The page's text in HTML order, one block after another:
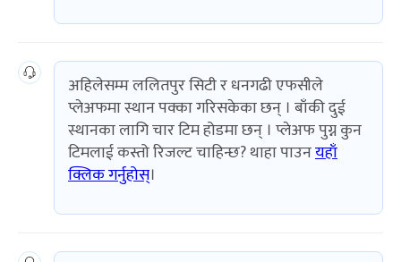
अहिलेसम्म ललितपुर सिटी र धनगढी एफसीले
प्लेअफमा स्थान पक्का गरिसकेका छन् । बाँकी दुई
स्थानका लागि चार टिम होडमा छन् । प्लेअफ पुग्न कुन
टिमलाई कस्तो रिजल्ट चाहिन्छ? थाहा पाउनयहाँ
क्लिक गर्नुहोस्।